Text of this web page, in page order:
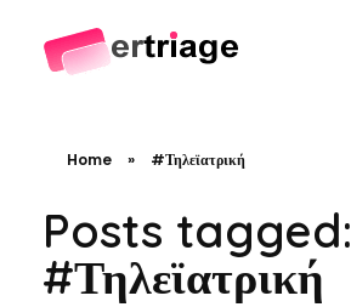
Home » #Τηλεϊατρική
Posts tagged:
#Τηλεϊατρική